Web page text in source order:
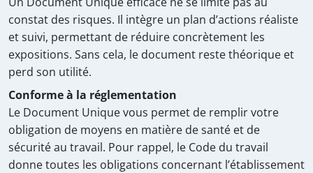
constat des risques. Il intègre un plan d’actions réaliste
et suivi, permettant de réduire concrètement les
expositions. Sans cela, le document reste théorique et
perd son utilité.
Conforme à la réglementation
Le Document Unique vous permet de remplir votre
obligation de moyens en matière de santé et de
sécurité au travail. Pour rappel, le Code du travail
donne toutes les obligations concernant l’établissement